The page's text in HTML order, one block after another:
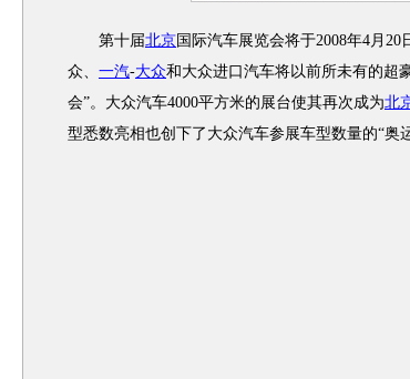
第十届北京国际汽车展览会将于2008年4月20
众、 一汽-大众和大众进口汽车将以前所未有的超
会”。大众汽车4000平方米的展台使其再次成为北
型悉数亮相也创下了大众汽车参展车型数量的“奥